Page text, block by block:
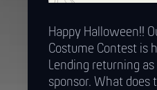
Happy Halloween!!
Costume Contest is
Lending returning
sponsor. What does